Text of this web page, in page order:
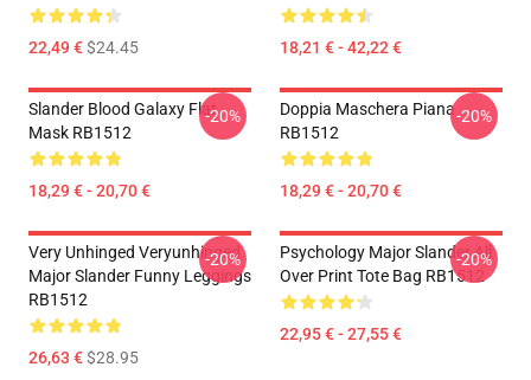
22,49 €$24.45 18,21 € - 42,22 €
Slander Blood Galaxy Flat
Mask RB1512
18,29 € - 20,70 €
-20%
Doppia Maschera Piana
RB1512
18,29 € - 20,70 €
-20%
Very Unhinged Veryunhinged
Major Slander Funny Leggings
RB1512
26,63 €$28.95
-20%
Psychology Major Slander All
Over Print Tote Bag RB1512
22,95 € - 27,55 €
-20%